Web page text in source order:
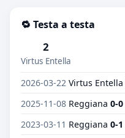
🔁 Testa a testa
2
Virtus Entella
2026-03-22 Virtus Entella
2025-11-08 Reggiana 0-0
2023-03-11 Reggiana 0-1